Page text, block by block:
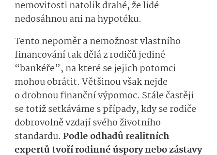
nemovitosti natolik drahé, že lidé
nedosáhnou ani na hypotéku.
Tento nepoměr a nemožnost vlastního
financování tak dělá z rodičů jediné
“bankéře”, na které se jejich potomci
mohou obrátit. Většinou však nejde
o drobnou finanční výpomoc. Stále častěji
se totiž setkáváme s případy, kdy se rodiče
dobrovolně vzdají svého životního
standardu. Podle odhadů realitních
expertů tvoří rodinné úspory nebo zástavy